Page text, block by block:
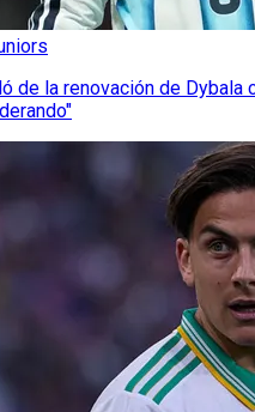
de la renovación de Dybala